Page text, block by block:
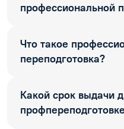
профессиональной
Что такое
переподготовка?
Какой срок выдачи